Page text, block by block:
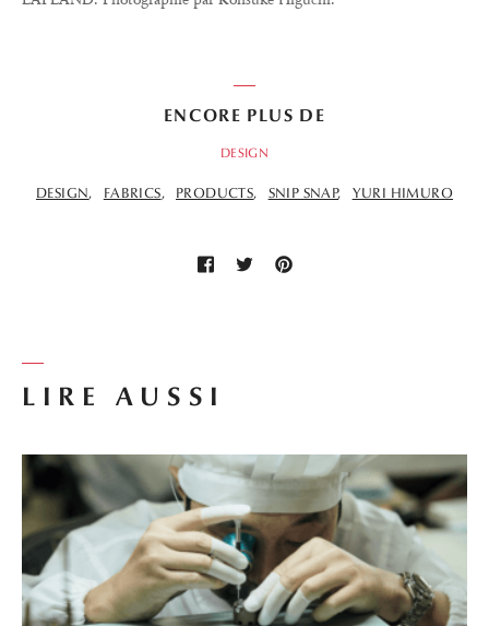
LIRE AUSSI
ENCORE PLUS DE
DESIGN
DESIGN FABRICS PRODUCTS SNIP SNAP YURI HIMURO